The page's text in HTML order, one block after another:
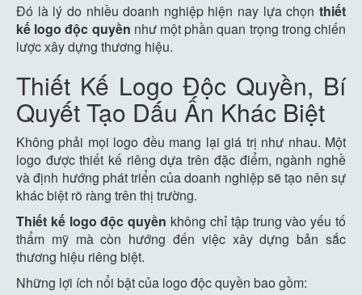
Đó là lý do nhiều doanh nghiệp hiện nay lựa chọn thiết
kế logo độc quyền như một phần quan trọng trong chiến
lược xây dựng thương hiệu.
Thiết Kế Logo Độc Quyền, Bí
Quyết Tạo Dấu Ấn Khác Biệt
Không phải mọi logo đều mang lại giá trị như nhau. Một
logo được thiết kế riêng dựa trên đặc điểm, ngành nghề
và định hướng phát triển của doanh nghiệp sẽ tạo nên sự
khác biệt rõ ràng trên thị trường.
Thiết kế logo độc quyền không chỉ tập trung vào yếu tố
thẩm mỹ mà còn hướng đến việc xây dựng bản sắc
thương hiệu riêng biệt.
Những lợi ích nổi bật của logo độc quyền bao gồm: